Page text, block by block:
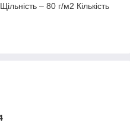
– 80 г/м2 Кількість